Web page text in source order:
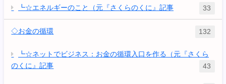
┗☆エネルギーのこと（元『さくらのくに』記事 33
◇お金の循環 132
┗☆ネットでビジネス：お金の循環入口を作る（元『さくら
のくに』記事
43